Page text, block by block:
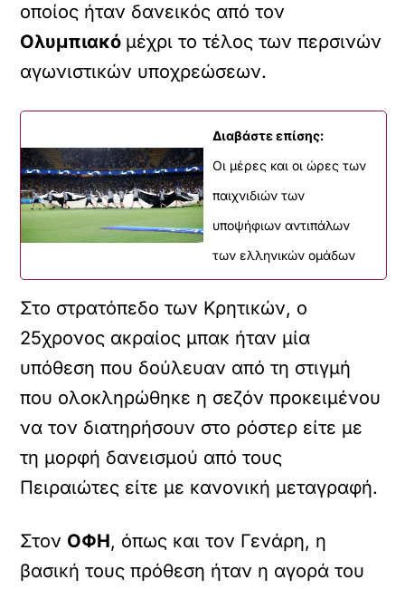
οποίος ήταν δανεικός από τον
Ολυμπιακό μέχρι το τέλος των περσινών
αγωνιστικών υποχρεώσεων.
Διαβάστε επίσης:
Οι μέρες και οι ώρες των
παιχνιδιών των
υποψήφιων αντιπάλων
των ελληνικών ομάδων
Στο στρατόπεδο των Κρητικών, ο
25χρονος ακραίος μπακ ήταν μία
υπόθεση που δούλευαν από τη στιγμή
που ολοκληρώθηκε η σεζόν προκειμένου
να τον διατηρήσουν στο ρόστερ είτε με
τη μορφή δανεισμού από τους
Πειραιώτες είτε με κανονική μεταγραφή.
Στον ΟΦΗ, όπως και τον Γενάρη, η
βασική τους πρόθεση ήταν η αγορά του